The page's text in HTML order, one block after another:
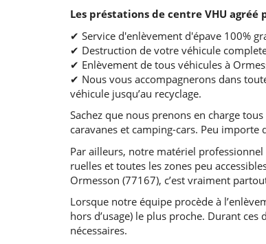
Les préstations de centre VHU agréé
✔ Service d'enlèvement d'épave 100%
✔ Destruction de votre véhicule
✔ Enlèvement de tous véhicules à
✔ Nous vous accompagnerons dans
véhicule jusqu’au recyclage.
Sachez que nous prenons en charge
caravanes et camping-cars. Peu importe
Par ailleurs, notre matériel
ruelles et toutes les zones peu
Ormesson (77167), c’est vraiment
Lorsque notre équipe procède à
hors d’usage) le plus proche. Durant
nécessaires.